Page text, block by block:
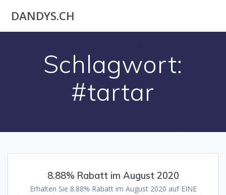
DANDYS.CH
Schlagwort:
#tartar
8.88% Rabatt im August 2020
Erhalten Sie 8.88% Rabatt im August 2020 auf EINE